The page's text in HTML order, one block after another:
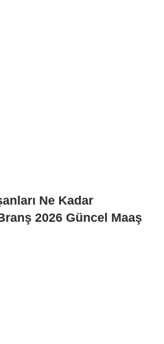
Ne Kadar
2026 Güncel Maaş